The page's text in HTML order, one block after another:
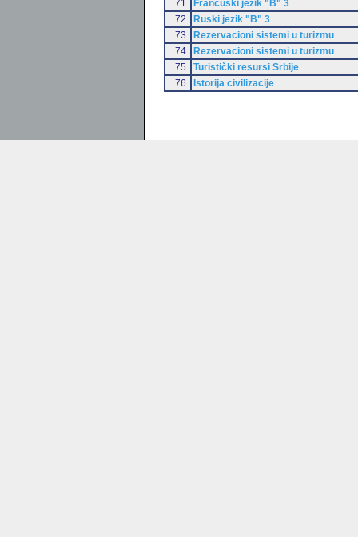
71.
Francuski jezik "B" 3
72.
Ruski jezik "B" 3
73.
Rezervacioni sistemi u turizmu
74.
Rezervacioni sistemi u turizmu
75.
Turistički resursi Srbije
76.
Istorija civilizacije